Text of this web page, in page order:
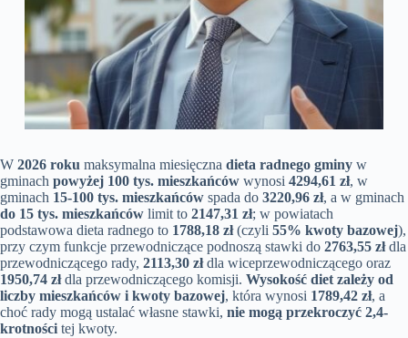
W 2026 roku maksymalna miesięczna dieta radnego gminy w
gminach powyżej 100 tys. mieszkańców wynosi 4294,61 zł, w
gminach 15-100 tys. mieszkańców spada do 3220,96 zł, a w gminach
do 15 tys. mieszkańców limit to 2147,31 zł; w powiatach
podstawowa dieta radnego to 1788,18 zł(czyli 55% kwoty bazowej),
przy czym funkcje przewodniczące podnoszą stawki do 2763,55 złdla
przewodniczącego rady, 2113,30 złdla wiceprzewodniczącego oraz
1950,74 złdla przewodniczącego komisji. Wysokość diet zależy od
liczby mieszkańców i kwoty bazowej, która wynosi 1789,42 zł, a
choć rady mogą ustalać własne stawki, nie mogą przekroczyć 2,4-
krotności tej kwoty.